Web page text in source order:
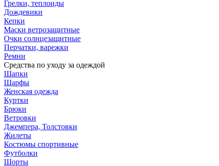
Грелки, теплоиды
Дождевики
Кепки
Маски ветрозащитные
Очки солнцезащитные
Перчатки, варежки
Ремни
Средства по уходу за одеждой
Шапки
Шарфы
Женская одежда
Куртки
Брюки
Ветровки
Джемпера, Толстовки
Жилеты
Костюмы спортивные
Футболки
Шорты